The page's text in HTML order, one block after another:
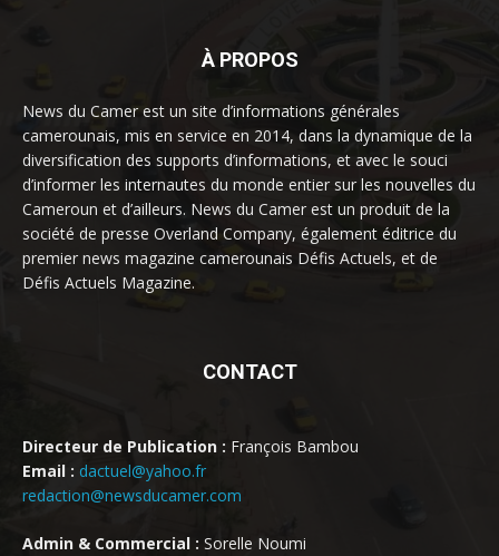
À PROPOS
News du Camer est un site d’informations générales
camerounais, mis en service en 2014, dans la dynamique de la
diversification des supports d’informations, et avec le souci
d’informer les internautes du monde entier sur les nouvelles du
Cameroun et d’ailleurs. News du Camer est un produit de la
société de presse Overland Company, également éditrice du
premier news magazine camerounais Défis Actuels, et de
Défis Actuels Magazine.
CONTACT
Directeur de Publication : François Bambou
Email : dactuel@yahoo.fr
redaction@newsducamer.com
Admin & Commercial : Sorelle Noumi